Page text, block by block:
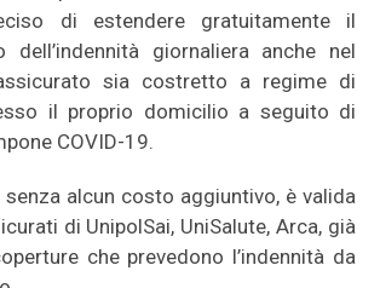
di estendere gratuitamente il
dell’indennità giornaliera anche nel
sia costretto a regime di
il proprio domicilio a seguito di
COVID-19.
senza alcun costo aggiuntivo, è valida
di UnipolSai, UniSalute, Arca, già
che prevedono l’indennità da